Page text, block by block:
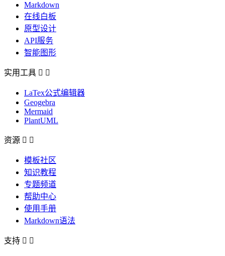
Markdown
在线白板
原型设计
API服务
智能图形
实用工具  
LaTex公式编辑器
Geogebra
Mermaid
PlantUML
资源  
模板社区
知识教程
专题频道
帮助中心
使用手册
Markdown语法
支持  